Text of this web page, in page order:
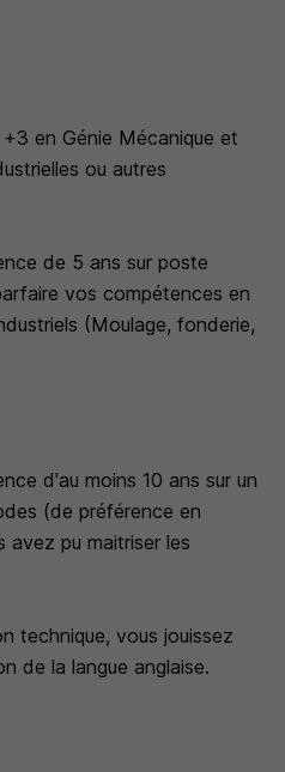
en Génie Mécanique et
ou autres
de 5 ans sur poste
vos compétences en
(Moulage, fonderie,
d'au moins 10 ans sur un
(de préférence en
avez pu maitriser les
technique, vous jouissez
de la langue anglaise.